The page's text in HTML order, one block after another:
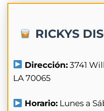
RICKYS
Dirección: 3741
LA 70065
Horario: Lunes a